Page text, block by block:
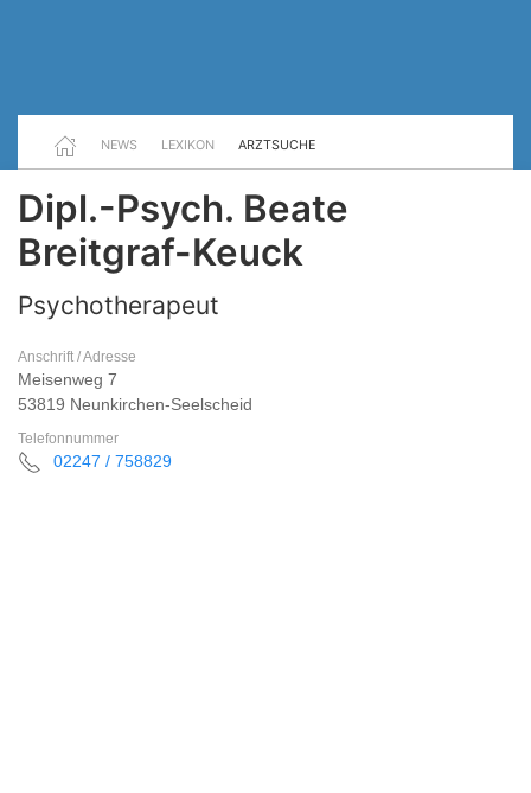
NEWS LEXIKON ARZTSUCHE
Dipl.-Psych. Beate
Breitgraf-Keuck
Psychotherapeut
Anschrift / Adresse
Meisenweg 7
53819 Neunkirchen-Seelscheid
Telefonnummer
02247 / 758829